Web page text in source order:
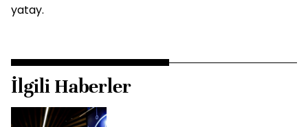
yatay.
İlgili Haberler